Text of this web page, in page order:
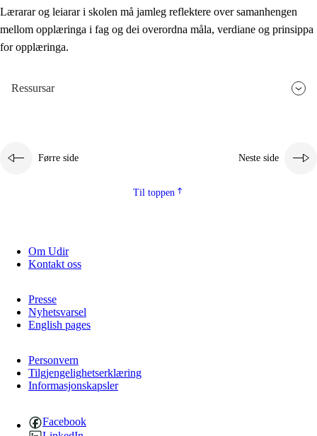
Lærarar og leiarar i skolen må jamleg reflektere over samanhengen
mellom opplæringa i fag og dei overordna måla, verdiane og prinsippa
for opplæringa.
Ressursar
Førre side Neste side
Til toppen
Om Udir
Kontakt oss
Presse
Nyhetsvarsel
English pages
Personvern
Tilgjengelighetserklæring
Informasjonskapsler
Facebook